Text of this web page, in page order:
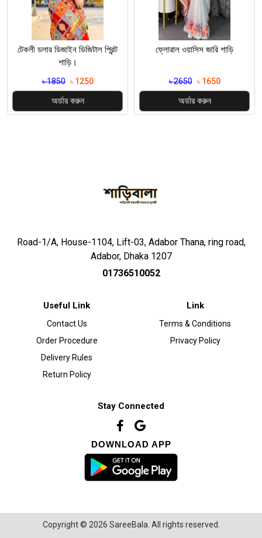
টেকলী ডলার ডিজাইন ডিজিটাল প্রিন্ট
শাড়ি।
৳ 1850 ৳ 1250
অর্ডার করুন
ফ্লোরাল ওয়াসিস জারি শাড়ি
৳ 2650 ৳ 1650
অর্ডার করুন
Road-1/A, House-1104, Lift-03, Adabor Thana, ring road,
Adabor, Dhaka 1207
01736510052
Useful Link
Contact Us
Order Procedure
Delivery Rules
Return Policy
Link
Terms & Conditions
Privacy Policy
Stay Connected
DOWNLOAD APP
Copyright © 2026 SareeBala. All rights reserved.